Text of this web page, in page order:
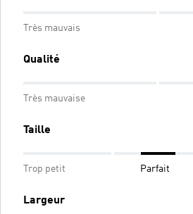
Très mauvais
Qualité
Très mauvaise
Taille
Trop petit Parfait
Largeur